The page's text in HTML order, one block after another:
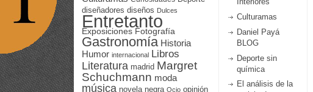
diseñadores diseños Dulces
Entretanto
Exposiciones Fotografía
Gastronomía Historia
Humor internacional Libros
Literatura madrid Margret
Schuchmann moda
música novela negra Ocio opinión
Culturamas
Daniel Payá
BLOG
Deporte sin
química
El análisis de la